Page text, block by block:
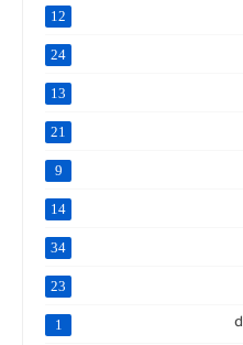
12
24
13
21
9
14
34
23
1